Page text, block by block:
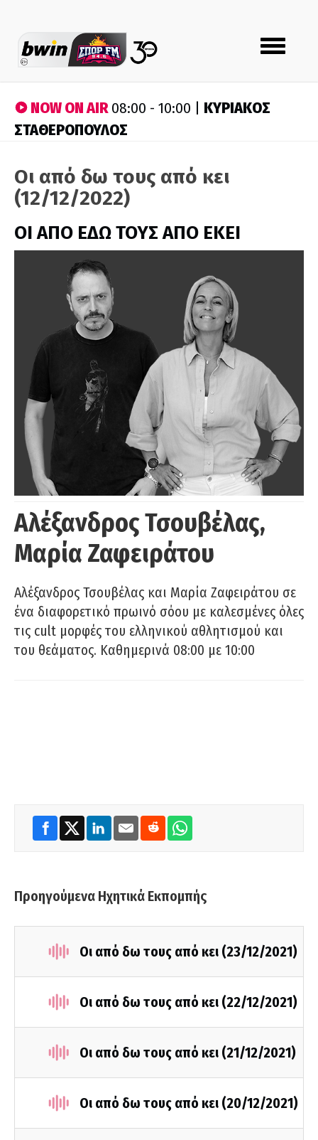
Toggle
navigation
NOW ON AIR08:00 - 10:00 | ΚΥΡΙΑΚΟΣ
ΣΤΑΘΕΡΟΠΟΥΛΟΣ
Οι από δω τους από κει
(12/12/2022)
ΟΙ ΑΠΟ ΕΔΩ ΤΟΥΣ ΑΠΟ ΕΚΕΙ
Αλέξανδρος Τσουβέλας,
Μαρία Ζαφειράτου
Αλέξανδρος Τσουβέλας και Μαρία Ζαφειράτου σε
ένα διαφορετικό πρωινό σόου με καλεσμένες όλες
τις cult μορφές του ελληνικού αθλητισμού και
του θεάματος. Καθημερινά 08:00 με 10:00
Προηγούμενα Ηχητικά Εκπομπής
Οι από δω τους από κει (23/12/2021)
Οι από δω τους από κει (22/12/2021)
Οι από δω τους από κει (21/12/2021)
Οι από δω τους από κει (20/12/2021)